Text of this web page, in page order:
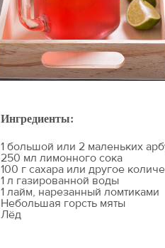
Ингредиенты:
1 большой или 2 маленьких
250 мл лимонного сока
100 г сахара или другое
1 л газированной воды
1 лайм, нарезанный ломтиками
Небольшая горсть мяты
Лёд